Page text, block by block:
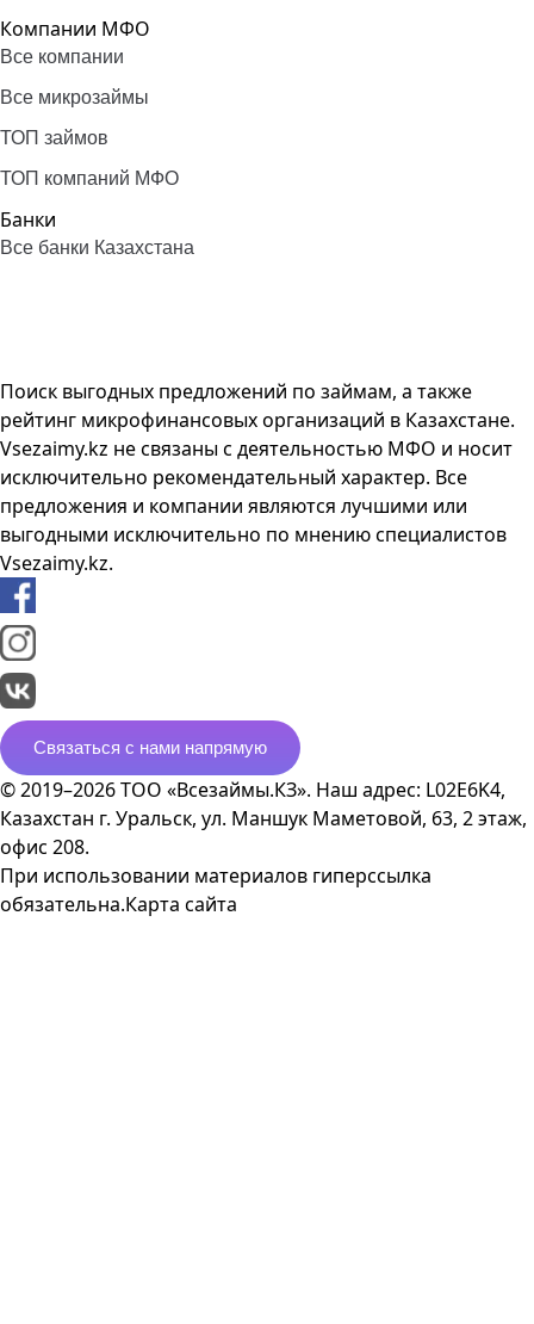
Компании МФО
Все компании
Все микрозаймы
ТОП займов
ТОП компаний МФО
Банки
Все банки Казахстана
Поиск выгодных предложений по займам, а также
рейтинг микрофинансовых организаций в Казахстане.
Vsezaimy.kz не связаны с деятельностью МФО и носит
исключительно рекомендательный характер. Все
предложения и компании являются лучшими или
выгодными исключительно по мнению специалистов
Vsezaimy.kz.
Связаться с нами напрямую
© 2019–2026 ТОО «Всезаймы.КЗ». Наш адрес: L02E6K4,
Казахстан г. Уральск, ул. Маншук Маметовой, 63, 2 этаж,
офис 208.
При использовании материалов гиперссылка
обязательна.Карта сайта